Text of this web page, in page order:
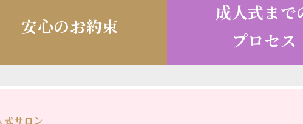
安心のお約束
成人式まで
プロセス